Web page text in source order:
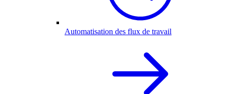
Automatisation des flux de travail